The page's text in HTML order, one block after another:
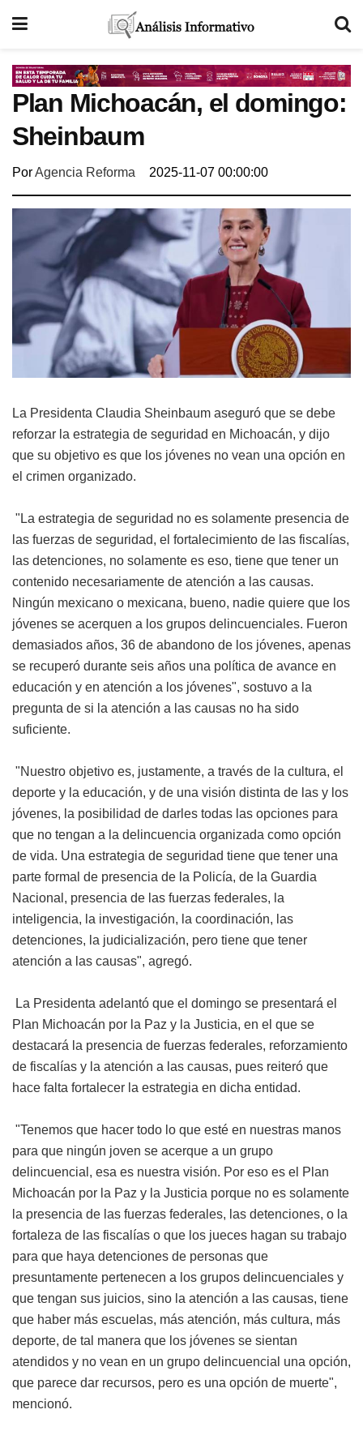
Plan Michoacán, el domingo:
Sheinbaum
PorAgencia Reforma 2025-11-07 00:00:00
La Presidenta Claudia Sheinbaum aseguró que se debe
reforzar la estrategia de seguridad en Michoacán, y dijo
que su objetivo es que los jóvenes no vean una opción en
el crimen organizado.
"La estrategia de seguridad no es solamente presencia de
las fuerzas de seguridad, el fortalecimiento de las fiscalías,
las detenciones, no solamente es eso, tiene que tener un
contenido necesariamente de atención a las causas.
Ningún mexicano o mexicana, bueno, nadie quiere que los
jóvenes se acerquen a los grupos delincuenciales. Fueron
demasiados años, 36 de abandono de los jóvenes, apenas
se recuperó durante seis años una política de avance en
educación y en atención a los jóvenes", sostuvo a la
pregunta de si la atención a las causas no ha sido
suficiente.
"Nuestro objetivo es, justamente, a través de la cultura, el
deporte y la educación, y de una visión distinta de las y los
jóvenes, la posibilidad de darles todas las opciones para
que no tengan a la delincuencia organizada como opción
de vida. Una estrategia de seguridad tiene que tener una
parte formal de presencia de la Policía, de la Guardia
Nacional, presencia de las fuerzas federales, la
inteligencia, la investigación, la coordinación, las
detenciones, la judicialización, pero tiene que tener
atención a las causas", agregó.
La Presidenta adelantó que el domingo se presentará el
Plan Michoacán por la Paz y la Justicia, en el que se
destacará la presencia de fuerzas federales, reforzamiento
de fiscalías y la atención a las causas, pues reiteró que
hace falta fortalecer la estrategia en dicha entidad.
"Tenemos que hacer todo lo que esté en nuestras manos
para que ningún joven se acerque a un grupo
delincuencial, esa es nuestra visión. Por eso es el Plan
Michoacán por la Paz y la Justicia porque no es solamente
la presencia de las fuerzas federales, las detenciones, o la
fortaleza de las fiscalías o que los jueces hagan su trabajo
para que haya detenciones de personas que
presuntamente pertenecen a los grupos delincuenciales y
que tengan sus juicios, sino la atención a las causas, tiene
que haber más escuelas, más atención, más cultura, más
deporte, de tal manera que los jóvenes se sientan
atendidos y no vean en un grupo delincuencial una opción,
que parece dar recursos, pero es una opción de muerte",
mencionó.